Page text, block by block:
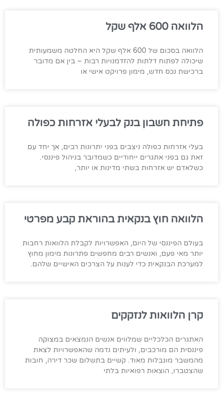
הלוואה 600 אלף שקל
הלוואה בסכום של 600 אלף שקל היא החלטה משמעותית
שיכולה לפתוח דלתות להזדמנויות רבות – בין אם מדובר
ברכישת נכס חדש, מימון פרויקט אישי או
פתיחת חשבון בנק לבעלי אזרחות כפולה
בעלי אזרחות כפולה ניצבים בפני יתרונות רבים, אך יחד עם
זאת גם בפני אתגרים ייחודיים כשמדובר בניהול פיננסי.
כשלאדם יש אזרחות בשתי מדינות או יותר,
הלוואה חוץ בנקאית בהוראת קבע מפרטי
בעולם הפיננסי של היום, האפשרויות לקבלת הלוואות רחבות
יותר מאי פעם, ואנשים רבים מחפשים פתרונות מימון מחוץ
למערכת הבנקאית כדי לענות על הצרכים האישיים שלהם.
קרן הלוואות לנזקקים
האתגרים הכלכליים שמלווים אנשים הנמצאים במצוקה
פיננסית הם מורכבים, ולעיתים נדמה שהאפשרויות לצאת
מהמשבר מוגבלות מאוד. קשיים בתשלום שכר דירה, חובות
שהצטברו, הוצאות רפואיות בלתי